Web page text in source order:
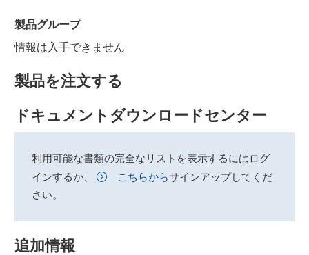
製品グループ
情報は入手できません
製品を注文する
ドキュメントダウンロードセンター
利用可能な書類の完全なリストを表示するにはログ
インするか、
こちらからサインアップしてくだ
さい。
追加情報